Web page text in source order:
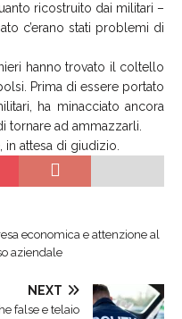
ricostruito dai militari –
c’erano stati problemi di
hanno trovato il coltello
Prima di essere portato
ha minacciato ancora
tornare ad ammazzarli.
attesa di giudizio.
economica e attenzione al
aziendale
NEXT
false e telaio